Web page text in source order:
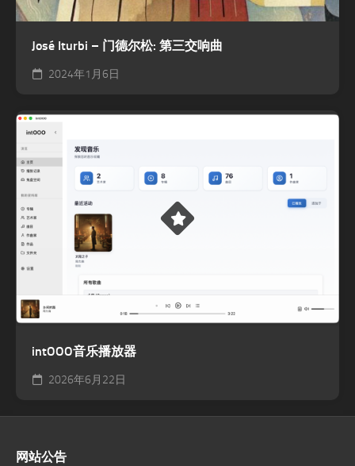
José Iturbi – 门德尔松: 第三交响曲
2024年1月6日
intOOO音乐播放器
2026年6月22日
网站公告